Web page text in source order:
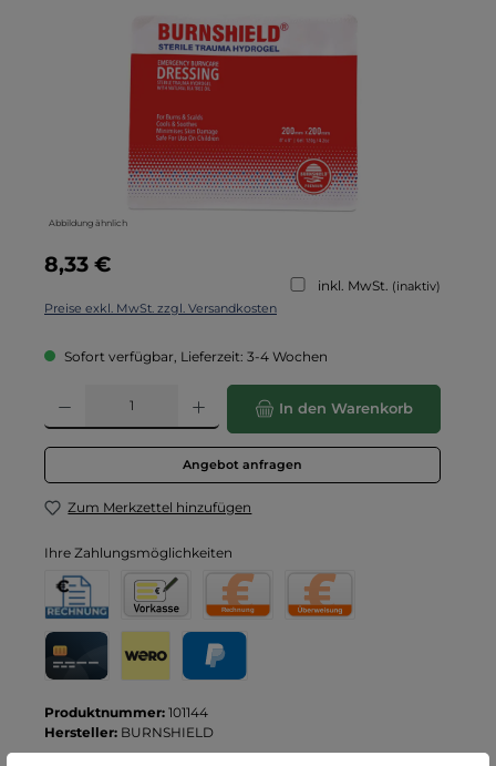
Abbildung ähnlich
Regulärer Preis:
8,33 €
inkl. MwSt. (inaktiv)
Preise exkl. MwSt. zzgl. Versandkosten
Sofort verfügbar, Lieferzeit: 3-4 Wochen
Produkt Anzahl: Gib den gewünschten Wert ein oder benutze die
In den Warenkorb
Angebot anfragen
Zum Merkzettel hinzufügen
Ihre Zahlungsmöglichkeiten
Rechnung
Rechnung für Behörden
Vorkasse
Produktnummer: 101144
Hersteller: BURNSHIELD